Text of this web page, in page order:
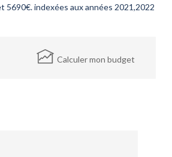
indexées aux années 2021,2022
Calculer mon budget